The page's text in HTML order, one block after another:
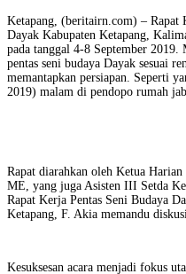
Ketapang, (beritairn.com) – Rapat
Dayak Kabupaten Ketapang,
pada tanggal 4-8 September 2019.
pentas seni budaya Dayak sesuai
memantapkan persiapan. Seperti
2019) malam di pendopo rumah
Rapat diarahkan oleh Ketua
ME, yang juga Asisten III Setda
Rapat Kerja Pentas Seni Budaya
Ketapang, F. Akia memandu
Kesuksesan acara menjadi fokus